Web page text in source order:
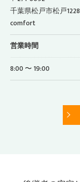
千葉県松戸市松戸
comfort
営業時間
8:00 〜 19:00